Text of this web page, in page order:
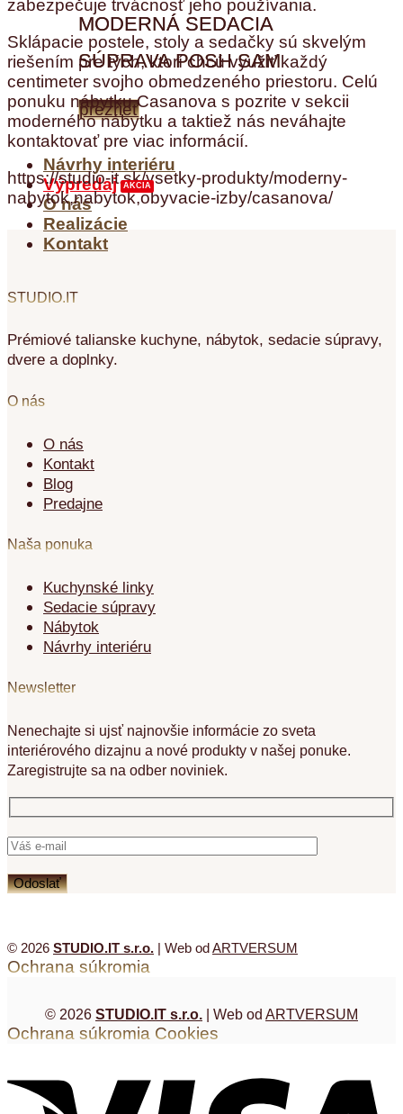
MODERNÁ SEDACIA
SÚPRAVA POSH SAM
prezrieť
Návrhy interiéru
Výpredaj
O nás
Realizácie
Kontakt
zabezpečuje trvácnosť jeho používania.
Sklápacie postele, stoly a sedačky sú skvelým
riešením pre tých, ktorí chcú využiť každý
centimeter svojho obmedzeného priestoru. Celú
ponuku nábytku Casanova s pozrite v sekcii
moderného nábytku a taktiež nás neváhajte
kontaktovať pre viac informácií.
https://studio-it.sk/vsetky-produkty/moderny-
nabytok,nabytok,obyvacie-izby/casanova/
STUDIO.IT
Prémiové talianske kuchyne, nábytok, sedacie súpravy,
dvere a doplnky.
O nás
O nás
Kontakt
Blog
Predajne
Naša ponuka
Kuchynské linky
Sedacie súpravy
Nábytok
Návrhy interiéru
Newsletter
Nenechajte si ujsť najnovšie informácie zo sveta
interiérového dizajnu a nové produkty v našej ponuke.
Zaregistrujte sa na odber noviniek.
© 2026 STUDIO.IT s.r.o. | Web odARTVERSUM
Ochrana súkromia
© 2026 STUDIO.IT s.r.o. | Web od ARTVERSUM
Ochrana súkromia Cookies